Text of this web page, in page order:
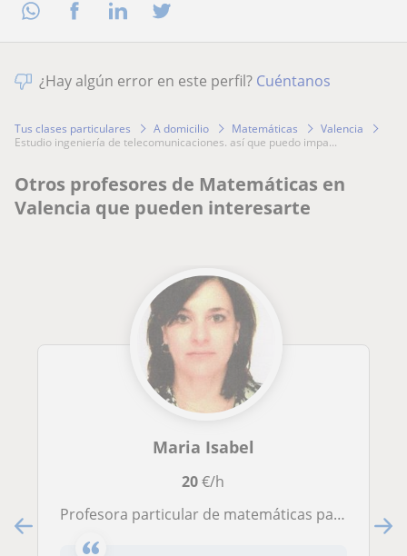
¿Hay algún error en este perfil? Cuéntanos
Tus clases particulares A domicilio Matemáticas
Valencia
estudio ingeniería de telecomunicaciones. así que puedo impa...
Otros profesores de Matemáticas en
Valencia que pueden interesarte
Maria Isabel
20€/h
Profesora particular de matemáticas para todos los niveles